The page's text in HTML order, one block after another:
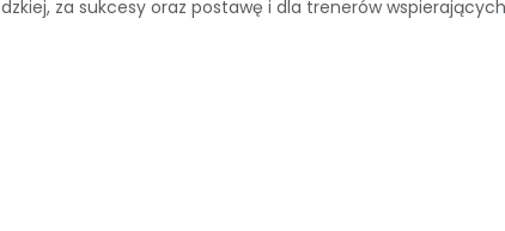
za sukcesy oraz postawę i dla trenerów wspierających